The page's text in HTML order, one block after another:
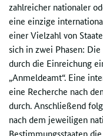
zahlreicher nationaler
eine einzige
einer Vielzahl von
sich in zwei Phasen:
durch die Einreichung
„Anmeldeamt“. Eine
eine Recherche nach
durch. Anschließend
nach dem jeweiligen